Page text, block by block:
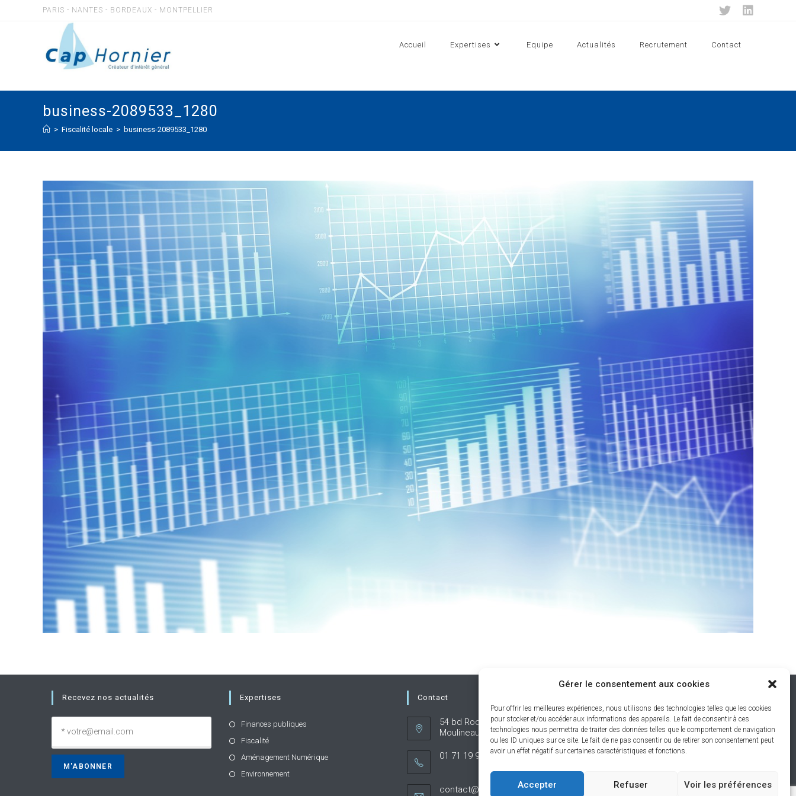
Gérer le consentement aux cookies
Pour offrir les meilleures expériences, nous utilisons des technologies telles que les cookies
pour stocker et/ou accéder aux informations des appareils. Le fait de consentir à ces
technologies nous permettra de traiter des données telles que le comportement de navigation
ou les ID uniques sur ce site. Le fait de ne pas consentir ou de retirer son consentement peut
avoir un effet négatif sur certaines caractéristiques et fonctions.
Accepter Refuser Voir les préférences
PARIS - NANTES - BORDEAUX - MONTPELLIER
Accueil Expertises Equipe Actualités Recrutement Contact
business-2089533_1280
> Fiscalité locale > business-2089533_1280
Recevez nos actualités Expertises
Finances publiques
Fiscalité
Aménagement Numérique
Environnement
Contact
54 bd Rodin 92130 Issy-Les-
Moulineaux
01 71 19 95 60
contact@caphornier.frS’ouvre